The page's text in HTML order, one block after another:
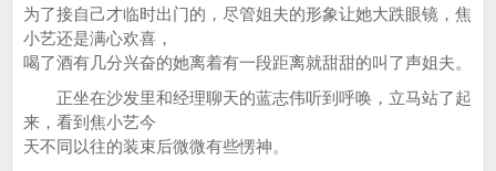
为了接自己才临时出门的，尽管姐夫的形象让她大跌眼镜，焦
小艺还是满心欢喜，
喝了酒有几分兴奋的她离着有一段距离就甜甜的叫了声姐夫。
正坐在沙发里和经理聊天的蓝志伟听到呼唤，立马站了起
来，看到焦小艺今
天不同以往的装束后微微有些愣神。